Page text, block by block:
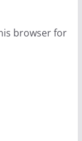
browser for